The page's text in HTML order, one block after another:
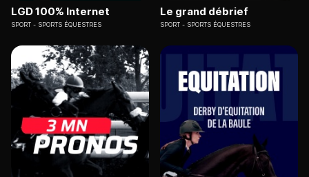
LGD 100% Internet
SPORT SPORTS ÉQUESTRES
Le grand débrief
SPORT SPORTS ÉQUESTRES